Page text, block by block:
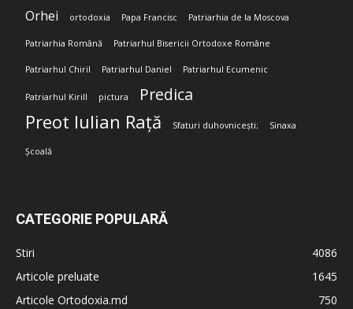
Orhei ortodoxia Papa Francisc Patriarhia de la Moscova
Patriarhia Română Patriarhul Bisericii Ortodoxe Române
Patriarhul Chiril Patriarhul Daniel Patriarhul Ecumenic
Patriarhul Kirill pictura Predica
Preot Iulian Rață Sfaturi duhovnicești; Sinaxa
Școală
CATEGORIE POPULARĂ
Stiri
4086
Articole preluate
1645
Articole Ortodoxia.md
750